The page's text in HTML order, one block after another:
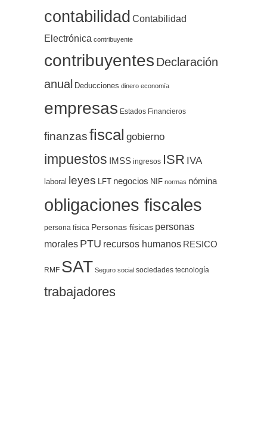
contabilidad Contabilidad
Electrónica contribuyente
contribuyentes Declaración
anual Deducciones dinero economía
empresas Estados Financieros
finanzasfiscal gobierno
impuestos IMSS ingresos ISR IVA
laboral leyes LFT negocios NIF normas nómina
obligaciones fiscales
persona física Personas físicas personas
morales PTU recursos humanos RESICO
RMF SAT Seguro social sociedades tecnología
trabajadores